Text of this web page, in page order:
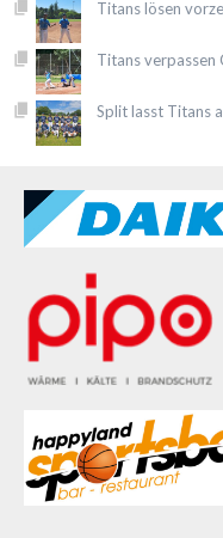
Titans lösen
Titans verpassen
Split lasst Titans